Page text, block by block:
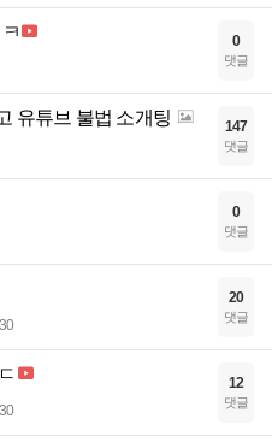
0
댓글
유튜브 불법 소개팅 147
댓글
0
댓글
20
댓글
12
댓글